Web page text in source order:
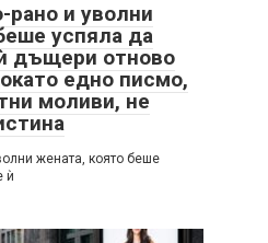
рано и уволни
успяла да
дъщери отново
едно писмо,
моливи, не
жената, която беше
ѝ